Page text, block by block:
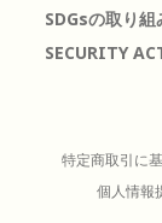
SDGsの取り組
SECURITY
特定商取引に
個人情報